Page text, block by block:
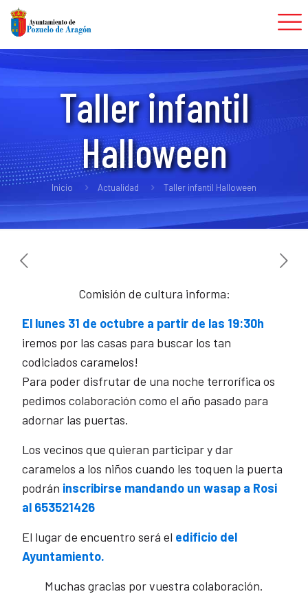
Taller infantil
Halloween
Inicio Actualidad Taller infantil Halloween
Comisión de cultura informa:
El lunes 31 de octubre a partir de las 19:30h
iremos por las casas para buscar los tan
codiciados caramelos!
Para poder disfrutar de una noche terrorífica os
pedimos colaboración como el año pasado para
adornar las puertas.
Los vecinos que quieran participar y dar
caramelos a los niños cuando les toquen la puerta
podrán inscribirse mandando un wasap a Rosi
al 653521426
El lugar de encuentro será el edificio del
Ayuntamiento.
Muchas gracias por vuestra colaboración.